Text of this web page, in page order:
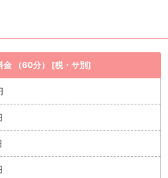
金 （60分） [税・サ別]